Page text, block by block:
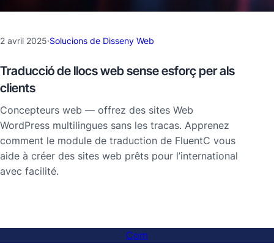
2 avril 2025·Solucions de Disseny Web
Traducció de llocs web sense esforç per als
clients
Concepteurs web — offrez des sites Web
WordPress multilingues sans les tracas. Apprenez
comment le module de traduction de FluentC vous
aide à créer des sites web prêts pour l’international
avec facilité.
Com